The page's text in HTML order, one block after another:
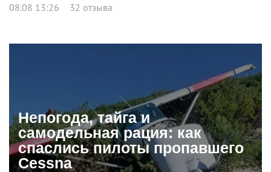
08.08 13:26 32 отзыва
Непогода, тайга и
самодельная рация: как
спаслись пилоты пропавшего
Cessna